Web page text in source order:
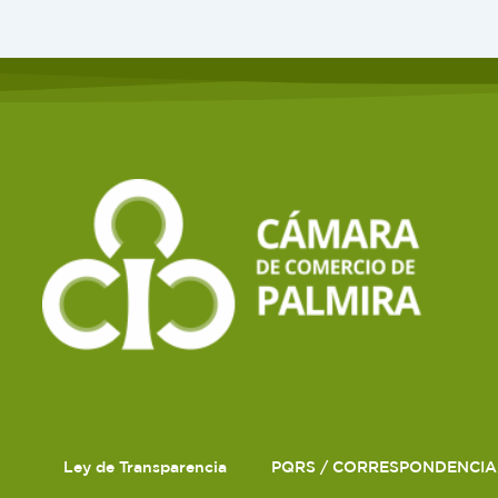
Ley de Transparencia PQRS / CORRESPONDENCIA